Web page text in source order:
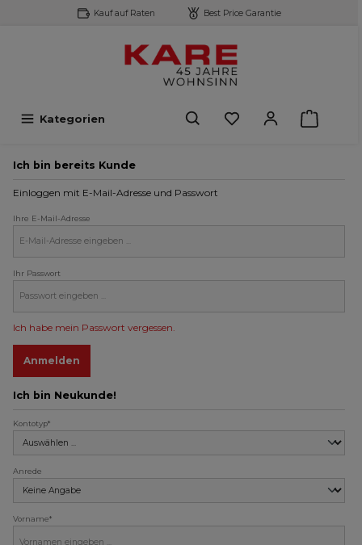
springen Kauf auf Raten Best Price Garantie
Kategorien
Ich bin bereits Kunde
Einloggen mit E-Mail-Adresse und Passwort
Ihre E-Mail-Adresse
Ihr Passwort
Ich habe mein Passwort vergessen.
Anmelden
Ich bin Neukunde!
Kontotyp*
Anrede
Vorname*